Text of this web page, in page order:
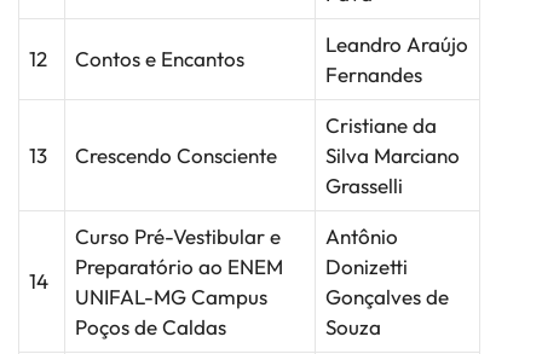
12 Contos e Encantos
Leandro Araújo
Fernandes
13 Crescendo Consciente
Cristiane da
Silva Marciano
Grasselli
14
Curso Pré-Vestibular e
Preparatório ao ENEM
UNIFAL-MG Campus
Poços de Caldas
Antônio
Donizetti
Gonçalves de
Souza